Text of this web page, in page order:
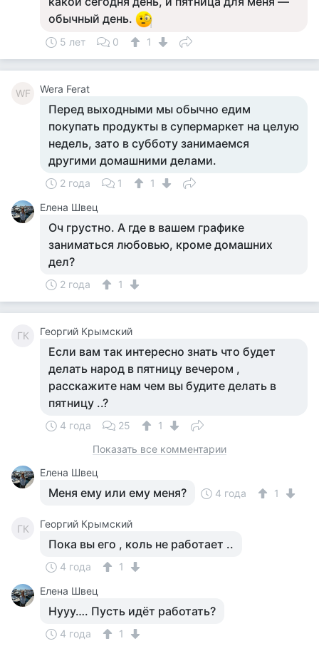
обычный день.
5 лет 0 1
WF Wera Ferat
Перед выходными мы обычно едим
покупать продукты в супермаркет на целую
недель, зато в субботу занимаемся
другими домашними делами.
2 года 1
1
Елена Швец
Оч грустно. А где в вашем графике
заниматься любовью, кроме домашних
дел?
2 года 1
ГК Георгий Крымский
Если вам так интересно знать что будет
делать народ в пятницу вечером ,
расскажите нам чем вы будите делать в
пятницу ..?
4 года 25
1
Показать все комментарии
Елена Швец
Меня ему или ему меня? 4 года 1
ГК Георгий Крымский
Пока вы его , коль не работает ..
4 года
1
Елена Швец
Нууу…. Пусть идёт работать?
4 года 1